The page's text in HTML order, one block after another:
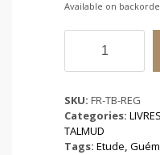
Available on
Réussir
de
Guémara
quantity
SKU: FR-TB-REG
Categories:
TALMUD
Tags: Etude,